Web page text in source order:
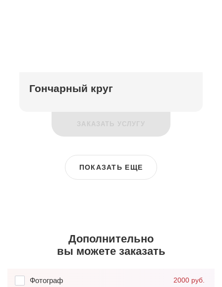
Гончарный круг
ЗАКАЗАТЬ УСЛУГУ
ПОКАЗАТЬ ЕЩЕ
Дополнительно
вы можете заказать
Фотограф 2000 руб.